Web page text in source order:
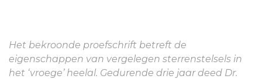
Het bekroonde proefschrift betreft de
eigenschappen van vergelegen sterrenstelsels in
het ‘vroege’ heelal. Gedurende drie jaar deed Dr.